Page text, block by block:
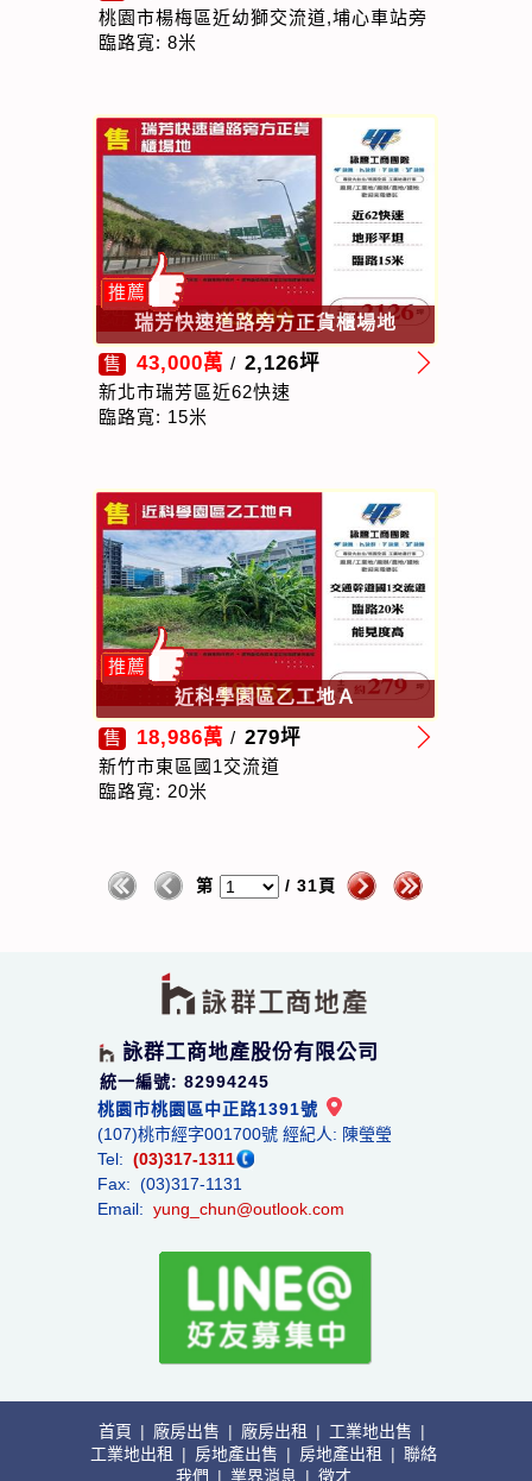
桃園市楊梅區近幼獅交流道,埔心車站旁
臨路寬: 8米
瑞芳快速道路旁方正貨櫃場地
推薦
售 43,000萬 / 2,126坪
新北市瑞芳區近62快速
臨路寬: 15米
近科學園區乙工地Ａ
推薦
售 18,986萬 / 279坪
新竹市東區國1交流道
臨路寬: 20米
第 / 31頁
詠群工商地產股份有限公司
統一編號: 82994245
桃園市桃園區中正路1391號
(107)桃市經字001700號 經紀人: 陳瑩瑩
Tel: (03)317-1311
Fax: (03)317-1131
Email: yung_chun@outlook.com
首頁 | 廠房出售 | 廠房出租 | 工業地出售 |
工業地出租
| 房地產出售 | 房地產出租 | 聯絡
我們
| 業界消息 | 徵才